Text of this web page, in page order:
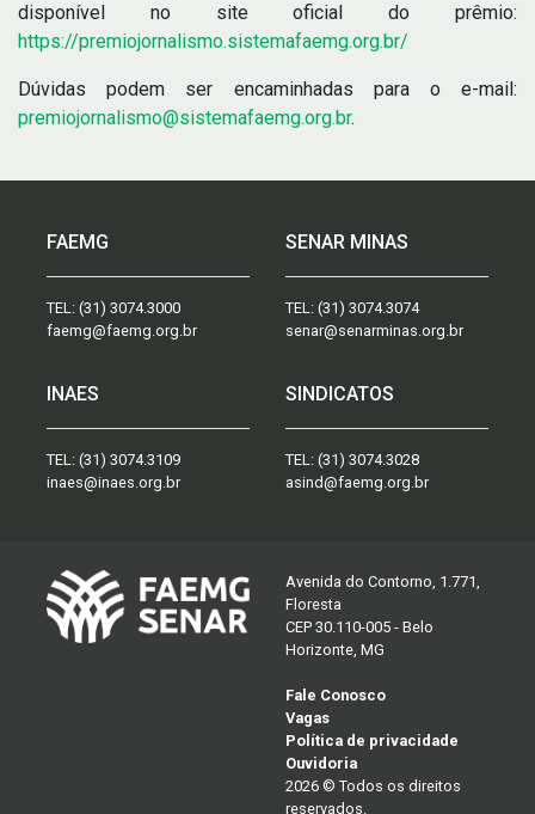
disponível no site oficial do prêmio:
https://premiojornalismo.sistemafaemg.org.br/
Dúvidas podem ser encaminhadas para o e-mail:
premiojornalismo@sistemafaemg.org.br.
FAEMG
TEL: (31) 3074.3000
faemg@faemg.org.br
SENAR MINAS
TEL: (31) 3074.3074
senar@senarminas.org.br
INAES
TEL: (31) 3074.3109
inaes@inaes.org.br
SINDICATOS
TEL: (31) 3074.3028
asind@faemg.org.br
Avenida do Contorno, 1.771,
Floresta
CEP 30.110-005 - Belo
Horizonte, MG
Fale Conosco
Vagas
Política de privacidade
Ouvidoria
2026 © Todos os direitos
reservados.